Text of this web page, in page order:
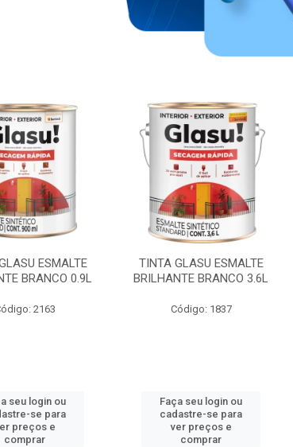
ESMALTE
BRANCO 0.9L
2163
seu login ou
se para
preços e
comprar
TINTA GLASU ESMALTE
BRILHANTE BRANCO 3.6L
Código: 1837
Faça seu login ou
cadastre-se para
ver preços e
comprar